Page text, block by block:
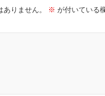
りません。 ※ が付いている